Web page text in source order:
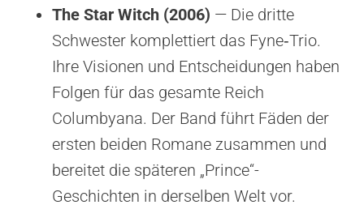
The Star Witch (2006) — Die dritte
Schwester komplettiert das Fyne‑Trio.
Ihre Visionen und Entscheidungen haben
Folgen für das gesamte Reich
Columbyana. Der Band führt Fäden der
ersten beiden Romane zusammen und
bereitet die späteren „Prince“-
Geschichten in derselben Welt vor.